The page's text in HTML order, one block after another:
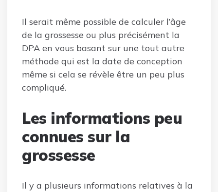
Il serait même possible de calculer l’âge
de la grossesse ou plus précisément la
DPA en vous basant sur une tout autre
méthode qui est la date de conception
même si cela se révèle être un peu plus
compliqué.
Les informations peu
connues sur la
grossesse
Il y a plusieurs informations relatives à la